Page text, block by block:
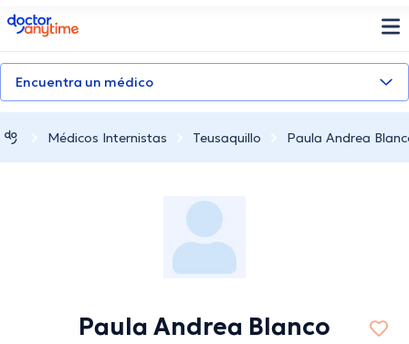
doctoranytime
Encuentra un médico
Médicos Internistas Teusaquillo Paula Andrea
Paula Andrea Blanco